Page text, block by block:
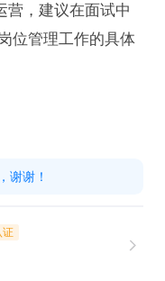
营，建议在面试中
位管理工作的具体
志于从事管理工作
升。我们期待您的
谢谢！
证